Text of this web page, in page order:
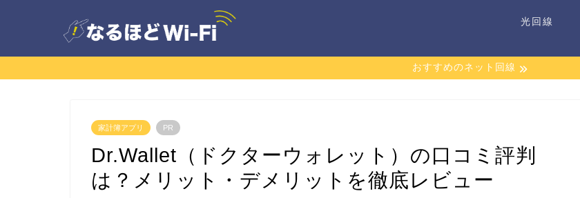
光回線
おすすめのネット回線
家計簿アプリ PR
Dr.Wallet（ドクターウォレット）の口コミ評判
は？メリット・デメリットを徹底レビュー